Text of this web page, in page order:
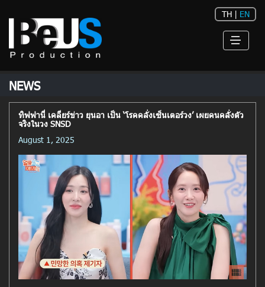
TH| EN
NEWS
ทิฟฟานี่ เคลียร์ข่าว ยุนอา เป็น ‘โรคคลั่งเซ็นเตอร์วง’ เผยคนคลั่งตัว
จริงในวง SNSD
August 1, 2025